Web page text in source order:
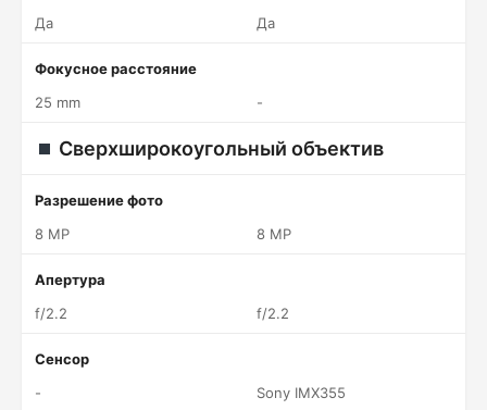
Да
Да
Фокусное расстояние
25 mm
-
Сверхширокоугольный объектив
Разрешение фото
8 MP
8 MP
Апертура
f/2.2
f/2.2
Сенсор
-
Sony IMX355